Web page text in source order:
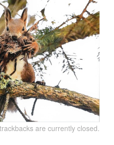
are currently closed.